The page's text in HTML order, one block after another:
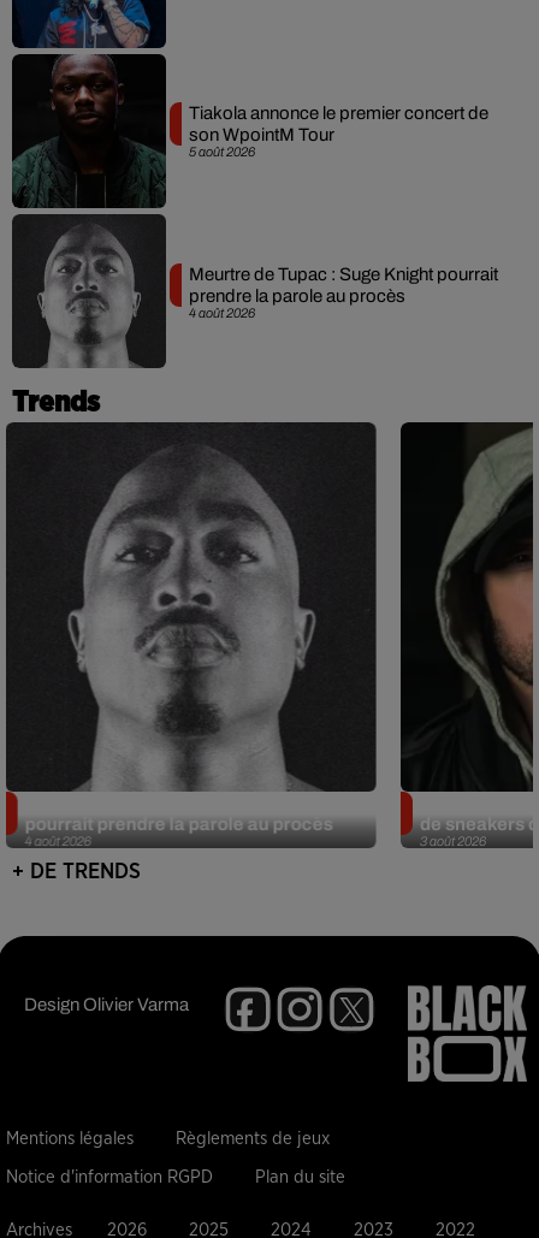
5 août 2026
Tiakola annonce le premier concert de
son WpointM Tour
4 août 2026
Meurtre de Tupac : Suge Knight pourrait
prendre la parole au procès
Trends
4 août 2026
pourrait prendre la parole au procès
3 août 2026
de sneakers
+ DE TRENDS
DesignOlivier Varma
Mentions légales Règlements de jeux
Notice d'information RGPD Plan du site
Archives 2026 2025 2024 2023 2022